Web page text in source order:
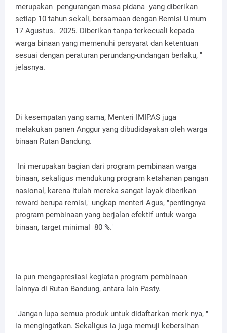
merupakan pengurangan masa pidana yang diberikan
setiap 10 tahun sekali, bersamaan dengan Remisi Umum
17 Agustus. 2025. Diberikan tanpa terkecuali kepada
warga binaan yang memenuhi persyarat dan ketentuan
sesuai dengan peraturan perundang-undangan berlaku, "
jelasnya.
Di kesempatan yang sama, Menteri IMIPAS juga
melakukan panen Anggur yang dibudidayakan oleh warga
binaan Rutan Bandung.
"Ini merupakan bagian dari program pembinaan warga
binaan, sekaligus mendukung program ketahanan pangan
nasional, karena itulah mereka sangat layak diberikan
reward berupa remisi," ungkap menteri Agus, "pentingnya
program pembinaan yang berjalan efektif untuk warga
binaan, target minimal 80 %."
Ia pun mengapresiasi kegiatan program pembinaan
lainnya di Rutan Bandung, antara lain Pasty.
"Jangan lupa semua produk untuk didaftarkan merk nya, "
ia mengingatkan. Sekaligus ia juga memuji kebersihan